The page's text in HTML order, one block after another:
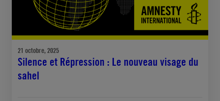
21 octobre, 2025
Silence et Répression : Le nouveau visage du
sahel